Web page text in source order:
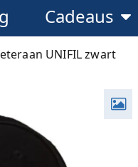
Cadeaus
UNIFIL zwart